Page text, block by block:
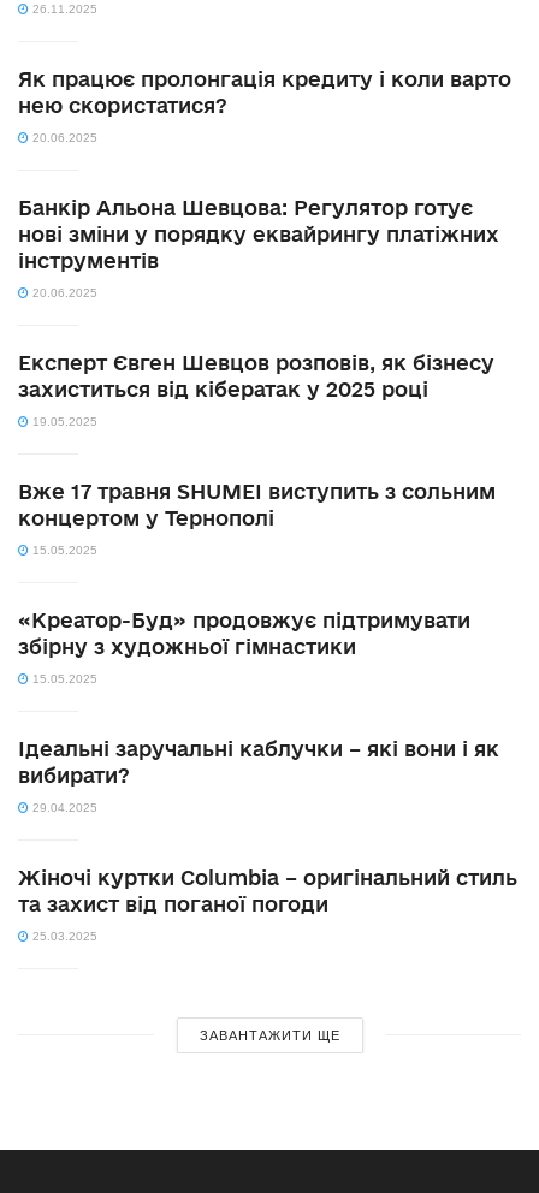
26.11.2025
Як працює пролонгація кредиту і коли варто
нею скористатися?
20.06.2025
Банкір Альона Шевцова: Регулятор готує
нові зміни у порядку еквайрингу платіжних
інструментів
20.06.2025
Експерт Євген Шевцов розповів, як бізнесу
захиститься від кібератак у 2025 році
19.05.2025
Вже 17 травня SHUMEI виступить з сольним
концертом у Тернополі
15.05.2025
«Креатор-Буд» продовжує підтримувати
збірну з художньої гімнастики
15.05.2025
Ідеальні заручальні каблучки – які вони і як
вибирати?
29.04.2025
Жіночі куртки Columbia – оригінальний стиль
та захист від поганої погоди
25.03.2025
ЗАВАНТАЖИТИ ЩЕ